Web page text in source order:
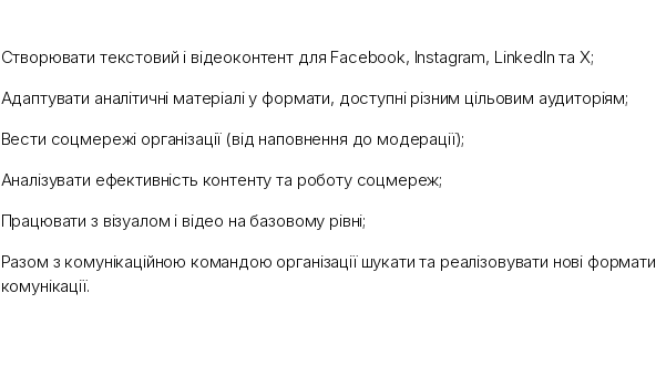
Створювати текстовий і відеоконтент для Facebook, Instagram, LinkedIn та X;
Адаптувати аналітичні матеріалі у формати, доступні різним цільовим аудиторіям;
Вести соцмережі організації (від наповнення до модерації);
Аналізувати ефективність контенту та роботу соцмереж;
Працювати з візуалом і відео на базовому рівні;
Разом з комунікаційною командою організації шукати та реалізовувати нові формати
комунікації.